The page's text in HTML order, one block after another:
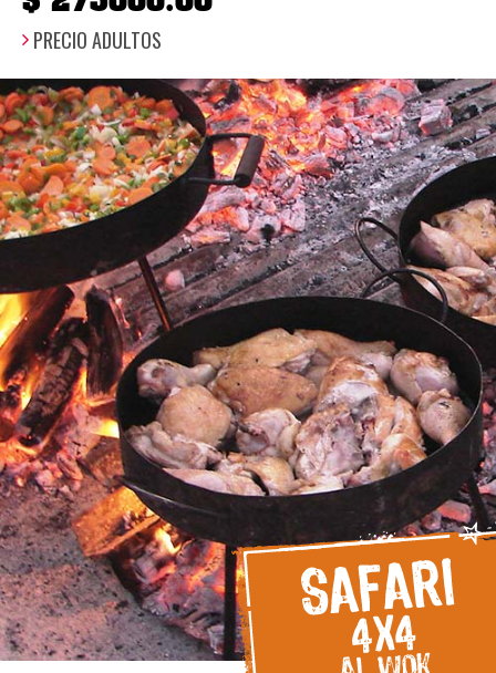
PRECIO ADULTOS